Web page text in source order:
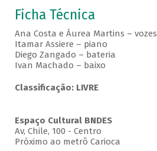
Ficha Técnica
Ana Costa e Áurea Martins – vozes
Itamar Assiere – piano
Diego Zangado – bateria
Ivan Machado – baixo
Classificação: LIVRE
Espaço Cultural BNDES
Av, Chile, 100 - Centro
Próximo ao metrô Carioca